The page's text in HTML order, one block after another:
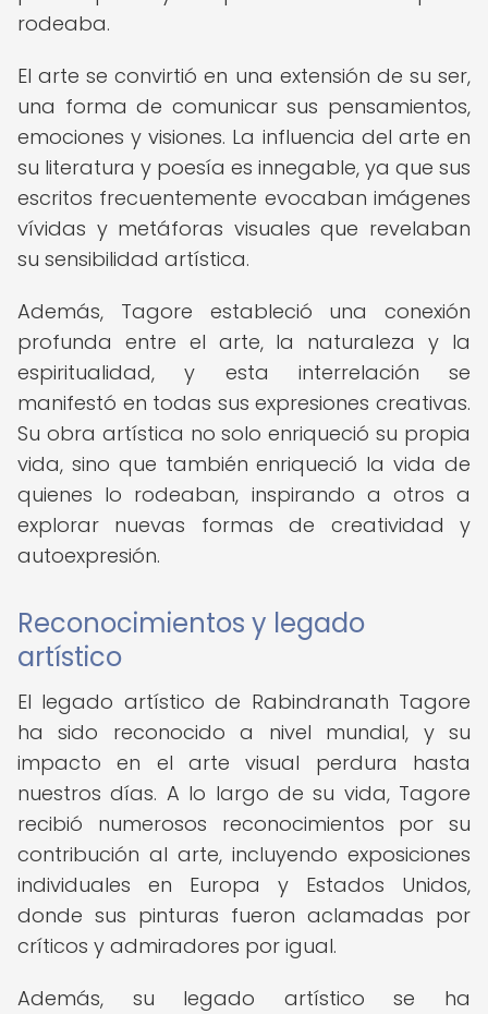
rodeaba.
El arte se convirtió en una extensión de su ser,
una forma de comunicar sus pensamientos,
emociones y visiones. La influencia del arte en
su literatura y poesía es innegable, ya que sus
escritos frecuentemente evocaban imágenes
vívidas y metáforas visuales que revelaban
su sensibilidad artística.
Además, Tagore estableció una conexión
profunda entre el arte, la naturaleza y la
espiritualidad, y esta interrelación se
manifestó en todas sus expresiones creativas.
Su obra artística no solo enriqueció su propia
vida, sino que también enriqueció la vida de
quienes lo rodeaban, inspirando a otros a
explorar nuevas formas de creatividad y
autoexpresión.
Reconocimientos y legado
artístico
El legado artístico de Rabindranath Tagore
ha sido reconocido a nivel mundial, y su
impacto en el arte visual perdura hasta
nuestros días. A lo largo de su vida, Tagore
recibió numerosos reconocimientos por su
contribución al arte, incluyendo exposiciones
individuales en Europa y Estados Unidos,
donde sus pinturas fueron aclamadas por
críticos y admiradores por igual.
Además, su legado artístico se ha